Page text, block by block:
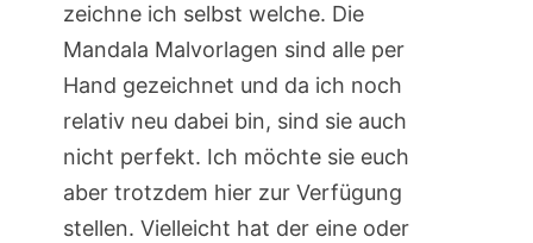
zeichne ich selbst welche. Die
Mandala Malvorlagen sind alle per
Hand gezeichnet und da ich noch
relativ neu dabei bin, sind sie auch
nicht perfekt. Ich möchte sie euch
aber trotzdem hier zur Verfügung
stellen. Vielleicht hat der eine oder